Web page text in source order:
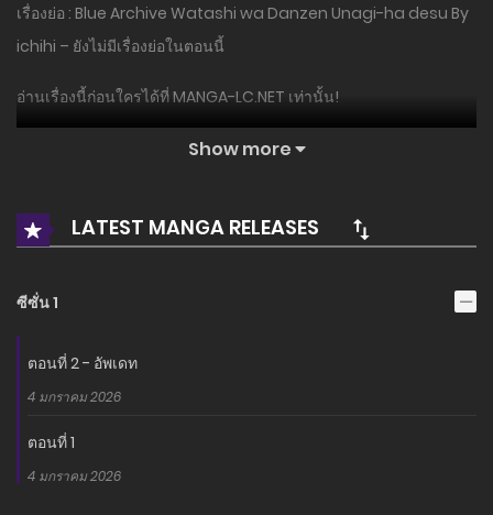
เรื่องย่อ : Blue Archive Watashi wa Danzen Unagi-ha desu By
ichihi – ยังไม่มีเรื่องย่อในตอนนี้
อ่านเรื่องนี้ก่อนใครได้ที่ MANGA-LC.NET เท่านั้น!
Show more
LATEST MANGA RELEASES
ซีซั่น 1
ตอนที่ 2 - อัพเดท
4 มกราคม 2026
ตอนที่ 1
4 มกราคม 2026